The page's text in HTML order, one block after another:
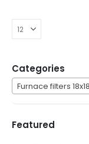
Categories
Furnace filters
Featured